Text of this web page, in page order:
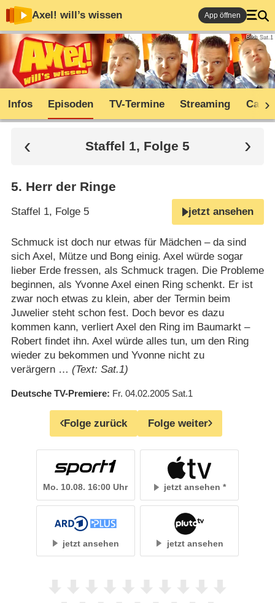
Axel! will’s wissen App öffnen
Bild: Sat.1
Infos Episoden TV-Termine Streaming Cast
Staffel 1, Folge 5
5. Herr der Ringe
Staffel 1, Folge 5 jetzt ansehen
Schmuck ist doch nur etwas für Mädchen – da sind
sich Axel, Mütze und Bong einig. Axel würde sogar
lieber Erde fressen, als Schmuck tragen. Die Probleme
beginnen, als Yvonne Axel einen Ring schenkt. Er ist
zwar noch etwas zu klein, aber der Termin beim
Juwelier steht schon fest. Doch bevor es dazu
kommen kann, verliert Axel den Ring im Baumarkt –
Robert findet ihn. Axel würde alles tun, um den Ring
wieder zu bekommen und Yvonne nicht zu
verärgern … (Text: Sat.1)
Deutsche TV-Premiere Fr. 04.02.2005 Sat.1
Folge zurück Folge weiter
Mo. 10.08. 16:00 Uhr jetzt ansehen
jetzt ansehen jetzt ansehen